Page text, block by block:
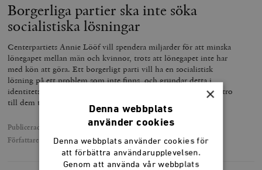
Borgerliga partier ska inte söka
socialistiska lösningar
Centerpartiets Annie Lööf vill spendera miljarder för att minska
lönegapet mellan män och kvinnor, trots att lönegapet inte har
med kön att göra. Ett borgerligt parti vill ha en socialistisk
lösning på ett problem som inte finns, och grundar detta i
identitetspolitik – och så undrar politiker vart människors tilltro
till dem tog vägen, skriver David Eberhard.
Publicerad
8 september 2018
Författare David Eberhard
×
Denna webbplats
använder cookies
Denna webbplats använder cookies för
att förbättra användarupplevelsen.
Genom att använda vår webbplats